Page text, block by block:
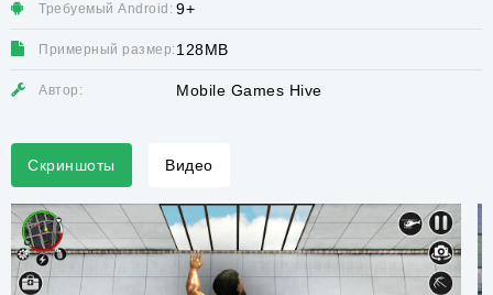
Требуемый Android: 9+
Примерный размер: 128MB
Автор: Mobile Games Hive
Скриншоты Видео